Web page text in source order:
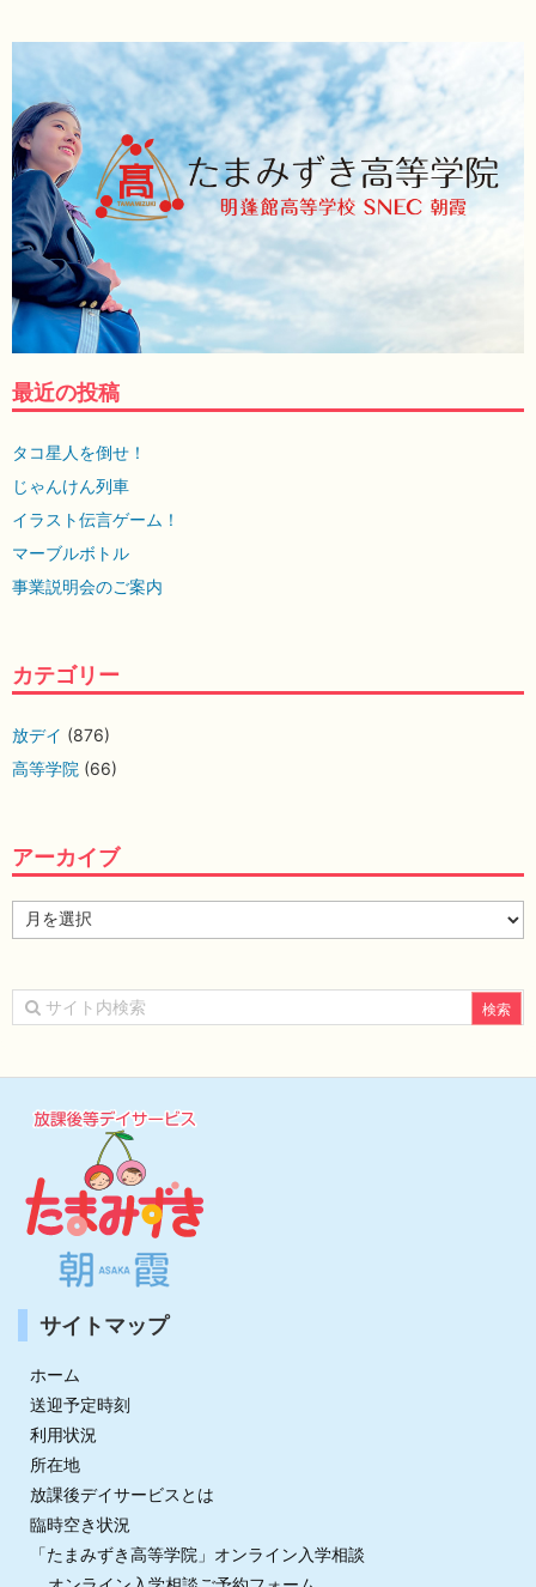
最近の投稿
タコ星人を倒せ！
じゃんけん列車
イラスト伝言ゲーム！
マーブルボトル
事業説明会のご案内
カテゴリー
放デイ (876)
高等学院 (66)
アーカイブ
ー
イ
ブ
サイトマップ
ホーム
送迎予定時刻
利用状況
所在地
放課後デイサービスとは
臨時空き状況
「たまみずき高等学院」オンライン入学相談